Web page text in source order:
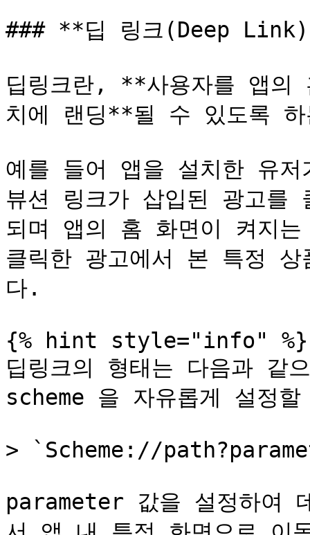
### **딥 링크(Deep
딥링크란, **사용자를 앱
치에 랜딩**될 수 있도록
예를 들어 앱을 설치한 유
뷰션 링크가 삽입된 광고를
되며 앱의 홈 화면이 켜지
클릭한 광고에서 본 특정
다.
{% hint style="info" %}
딥링크의 형태는 다음과 같
scheme 을 자유롭게 설정
> `Scheme://
parameter 값을 설정하여